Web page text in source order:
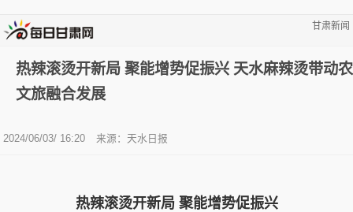
甘肃新闻
热辣滚烫开新局 聚能增势促振兴 天水麻辣烫带动农
文旅融合发展
2024/06/03/ 16:20 来源：天水日报
热辣滚烫开新局 聚能增势促振兴